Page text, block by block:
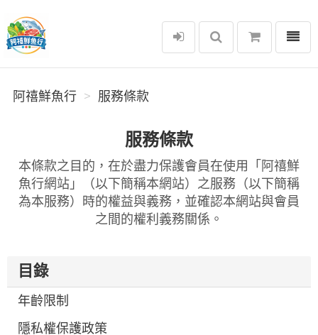
阿禧鮮魚行
選單
阿禧鮮魚行 服務條款
服務條款
本條款之目的，在於盡力保護會員在使用「阿禧鮮
魚行網站」（以下簡稱本網站）之服務（以下簡稱
為本服務）時的權益與義務，並確認本網站與會員
之間的權利義務關係。
目錄
年齡限制
隱私權保護政策